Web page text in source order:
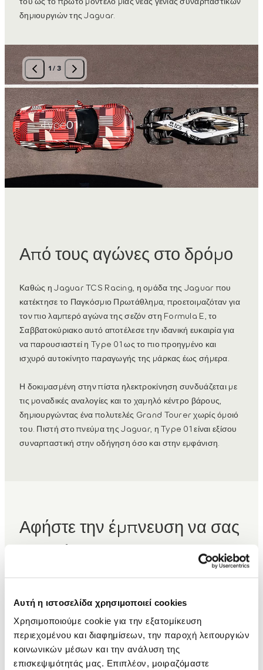
Αυτή η ιστοσελίδα χρησιμοποιεί cookies
Χρησιμοποιούμε cookie για την εξατομίκευση
περιεχομένου και διαφημίσεων, την παροχή λειτουργιών
κοινωνικών μέσων και την ανάλυση της
επισκεψιμότητάς μας. Επιπλέον, μοιραζόμαστε
δημιουργιών της Jaguar.
1/ 3
Από τους αγώνες στο δρόμο
Καθώς η Jaguar TCS Racing, η ομάδα της Jaguar που
κατέκτησε το Παγκόσμιο Πρωτάθλημα, προετοιμαζόταν για
τον πιο λαμπερό αγώνα της σεζόν στη Formula E, το
Σαββατοκύριακο αυτό αποτέλεσε την ιδανική ευκαιρία για
να παρουσιαστεί η Type 01 ως το πιο προηγμένο και
ισχυρό αυτοκίνητο παραγωγής της μάρκας έως σήμερα.
Η δοκιμασμένη στην πίστα ηλεκτροκίνηση συνδυάζεται με
τις μοναδικές αναλογίες και το χαμηλό κέντρο βάρους,
δημιουργώντας ένα πολυτελές Grand Tourer χωρίς όμοιό
του. Πιστή στο πνεύμα της Jaguar, η Type 01 είναι εξίσου
συναρπαστική στην οδήγηση όσο και στην εμφάνιση.
Αφήστε την έμπνευση να σας
οδηγεί
ημερομηνίες κυκλοφορίας, εκδηλώσεις και δημιουργικές
Μείνετε συντονισμένοι